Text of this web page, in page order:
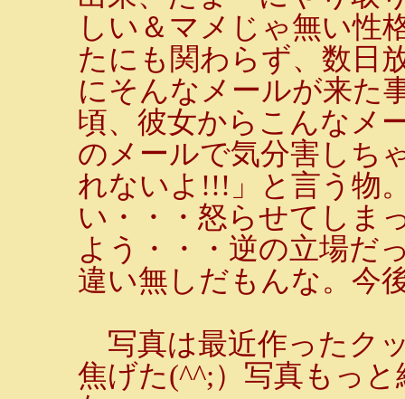
しい＆マメじゃ無い性
たにも関わらず、数日
にそんなメールが来た
頃、彼女からこんなメ
のメールで気分害しち
れないよ!!!」と言う物
い・・・怒らせてしま
よう・・・逆の立場だ
違い無しだもんな。今
写真は最近作ったク
焦げた(^^;）写真もっ